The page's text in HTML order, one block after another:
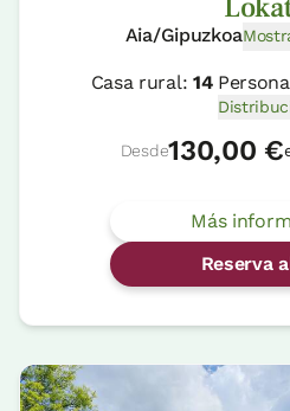
Aia/Gipuzkoa
Casa rural: 14
Desde130,00 €
Más
Reserva